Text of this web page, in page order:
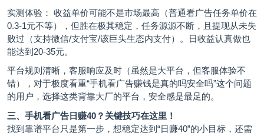
实测体验： 收益单价可能不是市场最高（普通看广告任务单价在
0.3-1元不等），但胜在极其稳定，任务源源不断，且提现从未失
败过（支持微信/支付宝/该巨头生态内支付）。日收益认真做也
能达到20-35元。
平台规则清晰，客服响应及时（虽然是大平台，但客服体验不
错），对于极度看重“手机看广告赚钱是真的吗安全吗”这个问题
的用户，选择这类背靠大厂的平台，安全感是最足的。
三、手机看广告日赚40？关键技巧在这里！
找到靠谱平台只是第一步，想稳定达到“日赚40”的小目标，还需